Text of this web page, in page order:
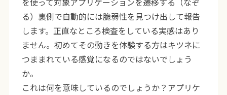
る）裏側で自動的には脆弱性を見つけ出して報告
します。正直なところ検査をしている実感はあり
ません。初めてその動きを体験する方はキツネに
つままれている感覚になるのではないでしょう
か。
これは何を意味しているのでしょうか？アプリケ